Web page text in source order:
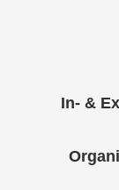
In- &